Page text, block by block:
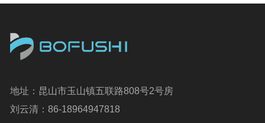
地址：昆山市玉山镇五联路808号2号房
刘云清：86-18964947818